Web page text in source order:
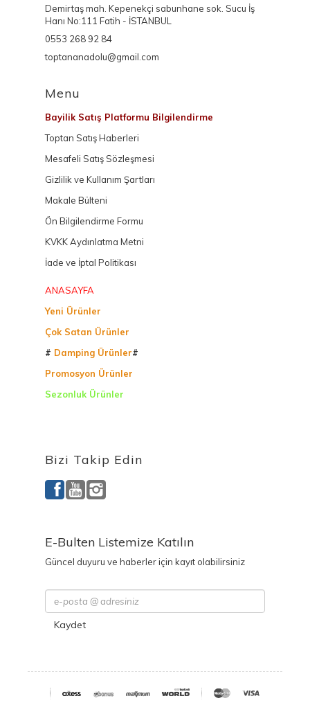
Demirtaş mah. Kepenekçi sabunhane sok. Sucu İş
Hanı No:111 Fatih - İSTANBUL
0553 268 92 84
toptananadolu@gmail.com
Menu
Bayilik Satış Platformu Bilgilendirme
Toptan Satış Haberleri
Mesafeli Satış Sözleşmesi
Gizlilik ve Kullanım Şartları
Makale Bülteni
Ön Bilgilendirme Formu
KVKK Aydınlatma Metni
İade ve İptal Politikası
ANASAYFA
Yeni Ürünler
Çok Satan Ürünler
# Damping Ürünler#
Promosyon Ürünler
Sezonluk Ürünler
Bizi Takip Edin
E-Bulten Listemize Katılın
Güncel duyuru ve haberler için kayıt olabilirsiniz
Kaydet